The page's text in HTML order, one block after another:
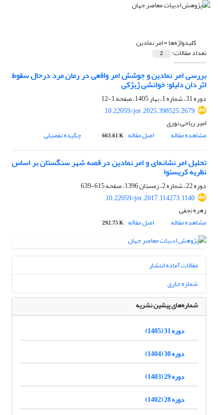
کلیدواژه‌ها =امر نمادین
تعداد مقالات: 2
بررسی امر نمادین و جوشش امر واقعی در رمان مرد درحال سقوط
اثر دان دلیلو: خوانشی ژیژکی
دوره 31، شماره 1، بهار 1405، صفحه
1-12
10.22059/jor.2025.398525.2679
امیر ریاحی نوری
مشاهده مقاله
اصل مقاله 663.61 K چکیده تفصیلی
تحلیل امر نشانه‌ای و امر نمادین در قصه شهر سنگستان بر اساس
نظریه کریستوا
دوره 22، شماره 2، زمستان 1396، صفحه
615-639
10.22059/jor.2017.114273.1140
زهره نجفی
مشاهده مقاله
اصل مقاله 292.75 K
مقالات آماده انتشار
شماره جاری
شماره‌های پیشین نشریه
دوره 31 (1405)
دوره 30 (1404)
دوره 29 (1403)
دوره 28 (1402)